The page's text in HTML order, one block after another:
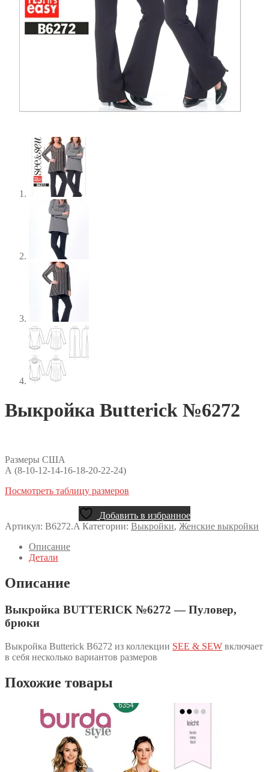
Выкройка Butterick №6272
Размеры США
А (8-10-12-14-16-18-20-22-24)
Посмотреть таблицу размеров
Добавить в избранное
Артикул: B6272.A Категории: Выкройки, Женские выкройки
Описание
Детали
Описание
Выкройка BUTTERICK №6272 — Пуловер,
брюки
Выкройка Butterick B6272 из коллекции SEE & SEW включает
в себя несколько вариантов размеров
Похожие товары